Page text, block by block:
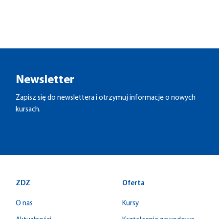
Newsletter
Zapisz się do newslettera i otrzymuj informacje o nowych
kursach.
ZDZ
O nas
Oferta
Kursy